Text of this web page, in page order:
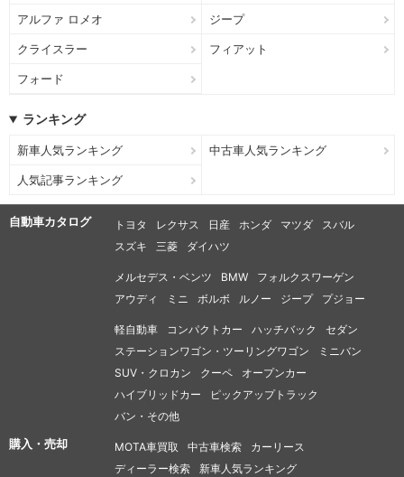
アルファ ロメオ ジープ
クライスラー フィアット
フォード
ランキング
新車人気ランキング 中古車人気ランキング
人気記事ランキング
自動車カタログ トヨタ レクサス 日産 ホンダ マツダ
スバル
スズキ
三菱 ダイハツ
メルセデス・ベンツ BMW
フォルクスワーゲン
アウディ
ミニ ボルボ ルノー ジープ プジョー
軽自動車 コンパクトカー ハッチバック
セダン
ステーションワゴン・ツーリングワゴン
ミニバン
SUV・クロカン
クーペ
オープンカー
ハイブリッドカー
ピックアップトラック
バン・その他
購入・売却 MOTA車買取 中古車検索
カーリース
ディーラー検索
新車人気ランキング